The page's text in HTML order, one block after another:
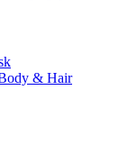
& Hair